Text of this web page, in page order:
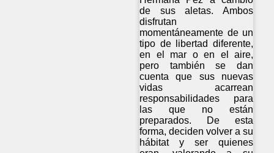
de sus aletas. Ambos
disfrutan
momentáneamente de un
tipo de libertad diferente,
en el mar o en el aire,
pero también se dan
cuenta que sus nuevas
vidas acarrean
responsabilidades para
las que no están
preparados. De esta
forma, deciden volver a su
hábitat y ser quienes